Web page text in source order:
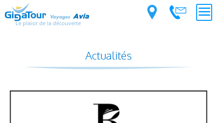
Le plaisir de la découverte
Actualités